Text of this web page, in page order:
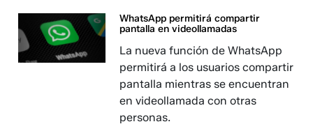
WhatsApp permitirá compartir
pantalla en videollamadas
La nueva función de WhatsApp
permitirá a los usuarios compartir
pantalla mientras se encuentran
en videollamada con otras
personas.